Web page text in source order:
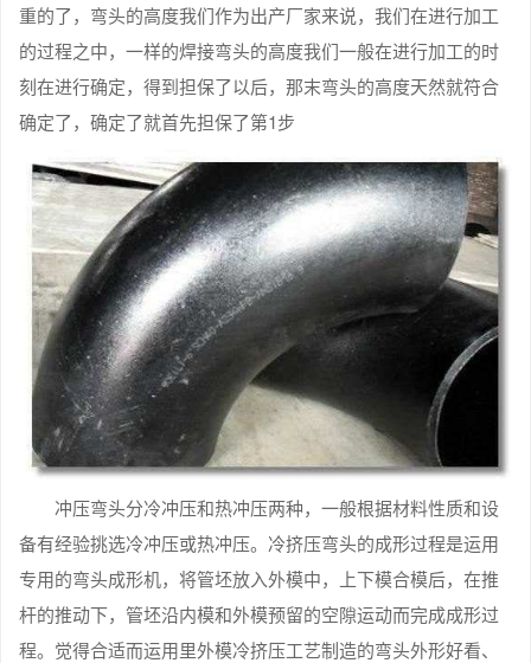
重的了，弯头的高度我们作为出产厂家来说，我们在进行加工
的过程之中，一样的焊接弯头的高度我们一般在进行加工的时
刻在进行确定，得到担保了以后，那末弯头的高度天然就符合
确定了，确定了就首先担保了第1步
冲压弯头分冷冲压和热冲压两种，一般根据材料性质和设
备有经验挑选冷冲压或热冲压。冷挤压弯头的成形过程是运用
专用的弯头成形机，将管坯放入外模中，上下模合模后，在推
杆的推动下，管坯沿内模和外模预留的空隙运动而完成成形过
程。觉得合适而运用里外模冷挤压工艺制造的弯头外形好看、